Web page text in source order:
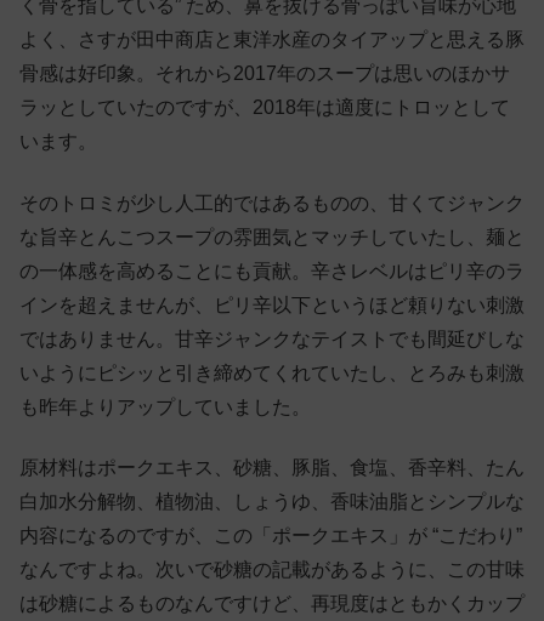
く骨を指している” ため、鼻を抜ける骨っぽい旨味が心地
よく、さすが田中商店と東洋水産のタイアップと思える豚
骨感は好印象。それから2017年のスープは思いのほかサ
ラッとしていたのですが、2018年は適度にトロッとして
います。
そのトロミが少し人工的ではあるものの、甘くてジャンク
な旨辛とんこつスープの雰囲気とマッチしていたし、麺と
の一体感を高めることにも貢献。辛さレベルはピリ辛のラ
インを超えませんが、ピリ辛以下というほど頼りない刺激
ではありません。甘辛ジャンクなテイストでも間延びしな
いようにピシッと引き締めてくれていたし、とろみも刺激
も昨年よりアップしていました。
原材料はポークエキス、砂糖、豚脂、食塩、香辛料、たん
白加水分解物、植物油、しょうゆ、香味油脂とシンプルな
内容になるのですが、この「ポークエキス」が “こだわり”
なんですよね。次いで砂糖の記載があるように、この甘味
は砂糖によるものなんですけど、再現度はともかくカップ